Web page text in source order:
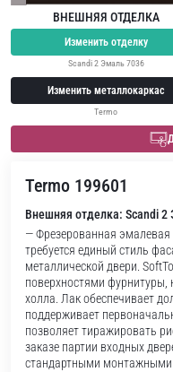
ВНЕШНЯЯ ОТДЕЛКА
Изменить отделку
Scandi 2 Эмаль 7036
Изменить металлокаркас
Termo
Termo 199601
Внешняя отделка: Scandi 2
— Фрезерованная эмалевая
требуется единый стиль
металлической двери.
поверхностями фурнитуры,
холла. Лак обеспечивает
поддерживает
позволяет тиражировать
заказе партии входных
стандартными монтажными